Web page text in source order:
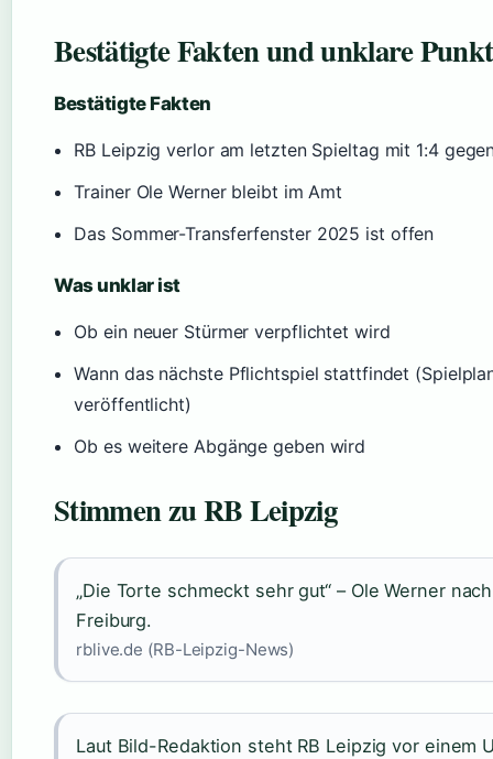
Bestätigte Fakten und unklare
Bestätigte Fakten
RB Leipzig verlor am letzten Spieltag mit 1:4
Trainer Ole Werner bleibt im Amt
Das Sommer-Transferfenster 2025 ist offen
Was unklar ist
Ob ein neuer Stürmer verpflichtet wird
Wann das nächste Pflichtspiel stattfindet
veröffentlicht)
Ob es weitere Abgänge geben wird
Stimmen zu RB Leipzig
„Die Torte schmeckt sehr gut“ – Ole Werner
Freiburg.
rblive.de (RB-Leipzig-News)
Laut Bild-Redaktion steht RB Leipzig vor einem